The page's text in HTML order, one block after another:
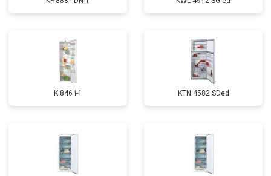
K 846 i-1 KTN 4582 SDed